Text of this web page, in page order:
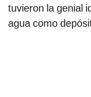
tuvieron la genial
agua como